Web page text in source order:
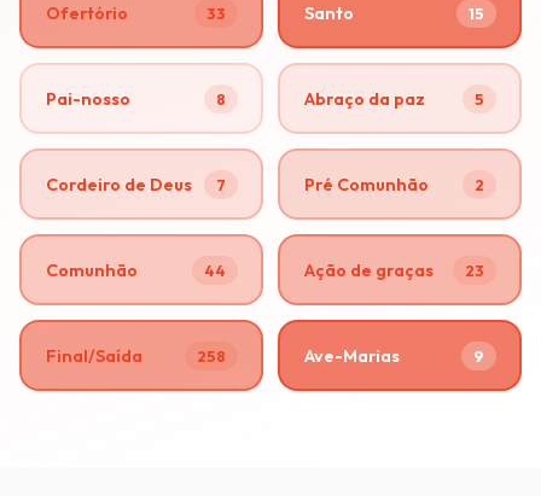
Ofertório 33 Santo 15
Pai-nosso 8 Abraço da paz 5
Cordeiro de Deus 7 Pré Comunhão 2
Comunhão 44 Ação de graças 23
Final/Saída 258 Ave-Marias 9